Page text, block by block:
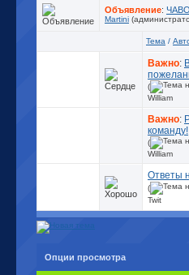
Объявление: ЧАВО
Martini
Тема /
Важно:
(
William
Важно:
команду!
(
William
Ответы
(
Twit
Опции просмотра